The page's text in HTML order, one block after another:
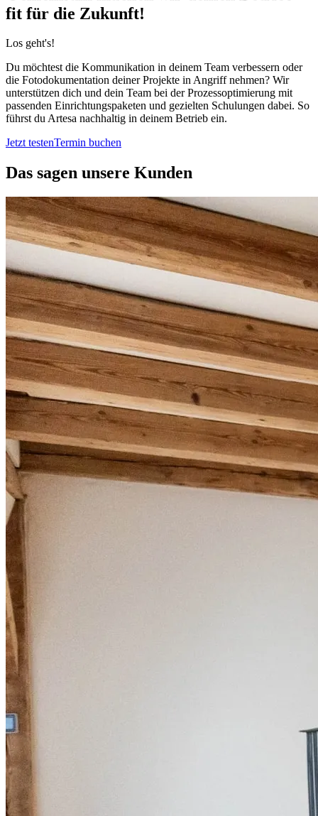
fit für die Zukunft!
Los geht's!
Du möchtest die Kommunikation in deinem Team verbessern oder
die Fotodokumentation deiner Projekte in Angriff nehmen? Wir
unterstützen dich und dein Team bei der Prozessoptimierung mit
passenden Einrichtungspaketen und gezielten Schulungen dabei. So
führst du Artesa nachhaltig in deinem Betrieb ein.
Jetzt testenTermin buchen
Das sagen unsere Kunden